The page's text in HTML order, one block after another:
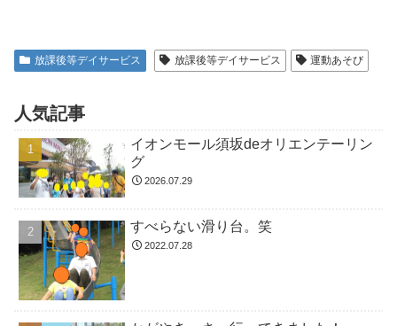
放課後等デイサービス 放課後等デイサービス 運動あそび
人気記事
イオンモール須坂deオリエンテーリン
グ
2026.07.29
すべらない滑り台。笑
2022.07.28